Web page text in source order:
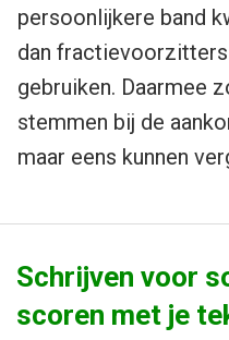
persoonlijkere band
dan
gebruiken. Daarmee
stemmen bij de
maar eens kunnen
Schrijven voor
scoren met je